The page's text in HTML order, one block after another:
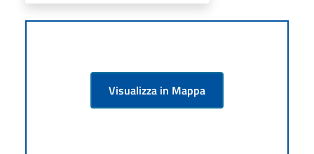
Visualizza in Mappa